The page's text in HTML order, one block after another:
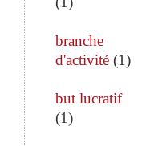
branche
d'activité (1)
but lucratif
(1)